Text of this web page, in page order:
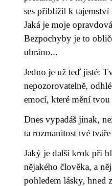
ses přiblížil k tajemství
Jaká je moje
Bezpochyby je to
ubráno...
Jedno je už teď jisté:
nepozorovatelně,
emocí, které mění
Dnes vypadáš jinak,
ta rozmanitost tvé
Jaký je další krok při
nějakého člověka, a
pohledem lásky, hned